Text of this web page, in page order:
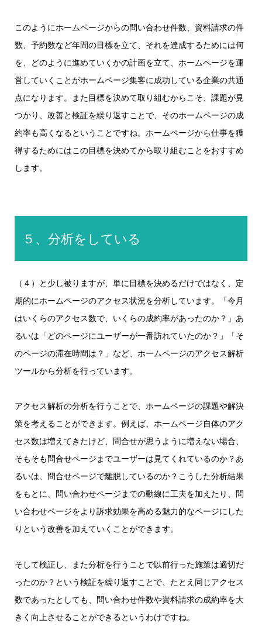
このようにホームページからの問い合わせ件数、資料請求の件
数、予約数など年間の目標を立て、それを達成するためには何
を、どのように進めていくかの計画を立て、ホームページを運
営していくことがホームページ集客に成功している企業の共通
点になります。また目標を決めて取り組むからこそ、課題が見
つかり、改善と検証を繰り返すことで、そのホームページの成
約率も高くなるということですね。ホームページから仕事を獲
得するためにはこの目標を決めてから取り組むことをおすすめ
します。
５、分析をしている
（４）と少し被りますが、単に目標を決めるだけではなく、定
期的にホームページのアクセス状況を分析しています。「今月
はいくらのアクセス数で、いくらの成約率があったのか？」あ
るいは「どのページにユーザーが一番訪れていたのか？」「そ
のページの滞在時間は？」など、ホームページのアクセス解析
ツールから分析を行っています。
アクセス解析の分析を行うことで、ホームページの課題や解決
策を考えることができます。例えば、ホームページ自体のアク
セス数は増えてきたけど、問合せが思うように増えない場合、
そもそも問合せページまでユーザーは見てくれているのか？あ
るいは、問合せページで離脱しているのか？こうした分析結果
をもとに、問い合わせページまでの動線に工夫を加えたり、問
い合わせページをより訴求効果を高める魅力的なページにした
りという改善を加えていくことができます。
そして検証し、また分析を行うことで以前行った施策は適切だ
ったのか？という検証を繰り返すことで、たとえ同じアクセス
数であったとしても、問い合わせ件数や資料請求の成約率を大
きく向上させることができるというわけですね。